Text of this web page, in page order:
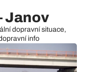
Janov
dopravní situace,
info